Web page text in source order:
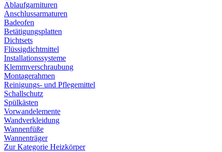
Ablaufgarnituren
Anschlussarmaturen
Badeofen
Betätigungsplatten
Dichtsets
Flüssigdichtmittel
Installationssysteme
Klemmverschraubung
Montagerahmen
Reinigungs- und Pflegemittel
Schallschutz
Spülkästen
Vorwandelemente
Wandverkleidung
Wannenfüße
Wannenträger
Zur Kategorie Heizkörper